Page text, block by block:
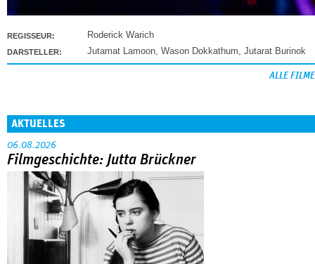
REGISSEUR: Roderick Warich
DARSTELLER: Jutamat Lamoon, Wason Dokkathum, Jutarat Burinok
ALLE FILME
AKTUELLES
06.08.2026
Filmgeschichte: Jutta Brückner